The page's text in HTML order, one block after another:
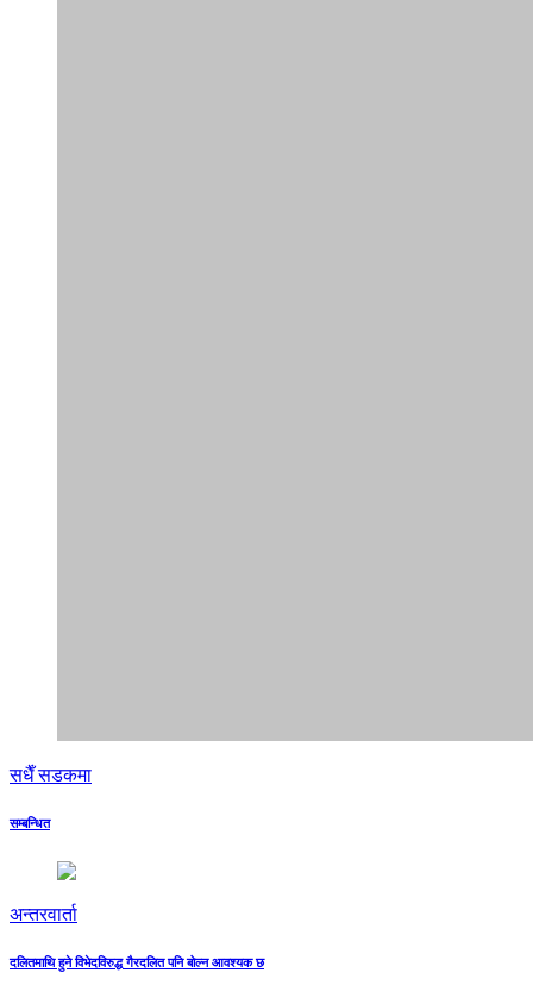
सधैँ सडकमा
सम्बन्धित
अन्तरवार्ता
दलितमाथि हुने विभेदविरुद्ध गैरदलित पनि बोल्न आवश्यक छ